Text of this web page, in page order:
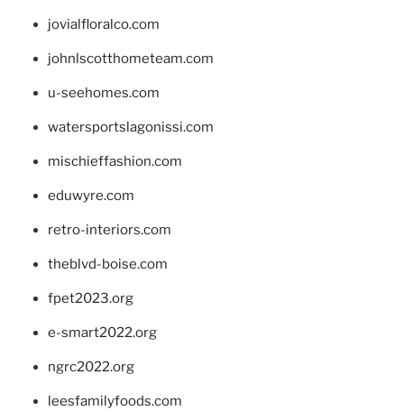
jovialfloralco.com
johnlscotthometeam.com
u-seehomes.com
watersportslagonissi.com
mischieffashion.com
eduwyre.com
retro-interiors.com
theblvd-boise.com
fpet2023.org
e-smart2022.org
ngrc2022.org
leesfamilyfoods.com